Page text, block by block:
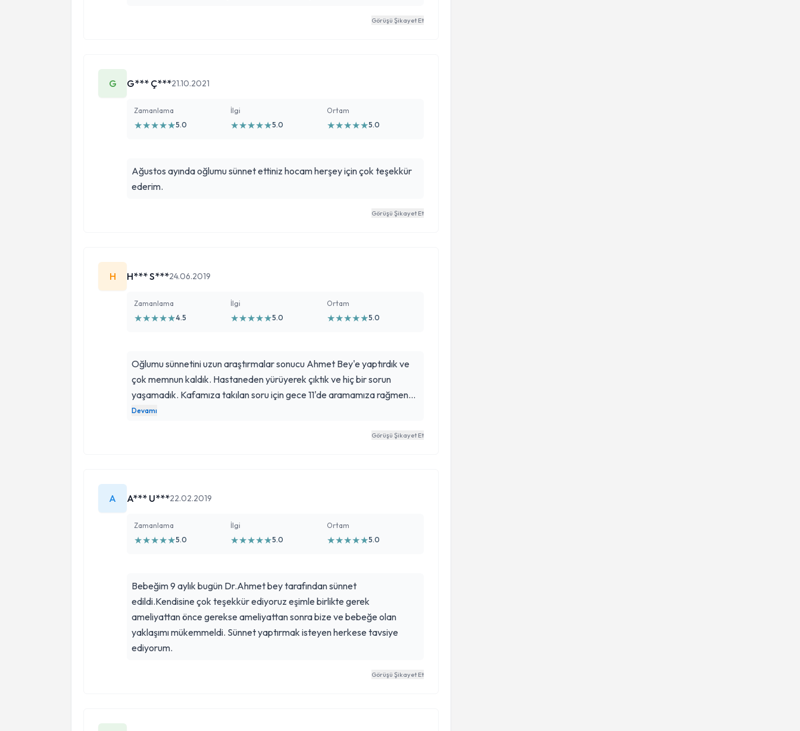
Görüşü Şikayet Et
G G*** Ç***21.10.2021
Zamanlama
★★★★★5.0
İlgi
★★★★★5.0
Ortam
★★★★★5.0
Ağustos ayında oğlumu sünnet ettiniz hocam herşey için çok teşekkür
ederim.
Görüşü Şikayet Et
H H*** S***24.06.2019
Zamanlama
★★★★★4.5
İlgi
★★★★★5.0
Ortam
★★★★★5.0
Oğlumu sünnetini uzun araştırmalar sonucu Ahmet Bey'e yaptırdık ve
çok memnun kaldık. Hastaneden yürüyerek çıktık ve hiç bir sorun
yaşamadık. Kafamıza takılan soru için gece 11'de aramamıza rağmen
gayet anlayışla karşıladı ve içimizi rahatlattı. kendisine çok teşekkür
Devamı
Görüşü Şikayet Et
A A*** U***22.02.2019
Zamanlama
★★★★★5.0
İlgi
★★★★★5.0
Ortam
★★★★★5.0
Bebeğim 9 aylık bugün Dr.Ahmet bey tarafından sünnet
edildi.Kendisine çok teşekkür ediyoruz eşimle birlikte gerek
ameliyattan önce gerekse ameliyattan sonra bize ve bebeğe olan
yaklaşımı mükemmeldi. Sünnet yaptırmak isteyen herkese tavsiye
ediyorum.
Görüşü Şikayet Et